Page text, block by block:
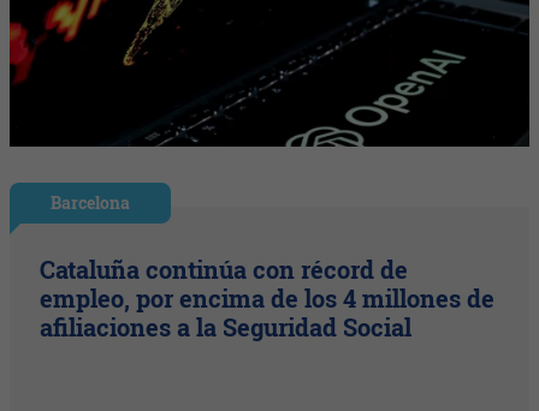
Barcelona
Cataluña continúa con récord de
empleo, por encima de los 4 millones de
afiliaciones a la Seguridad Social